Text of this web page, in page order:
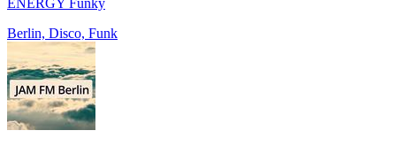
Berlin, Disco, Funk